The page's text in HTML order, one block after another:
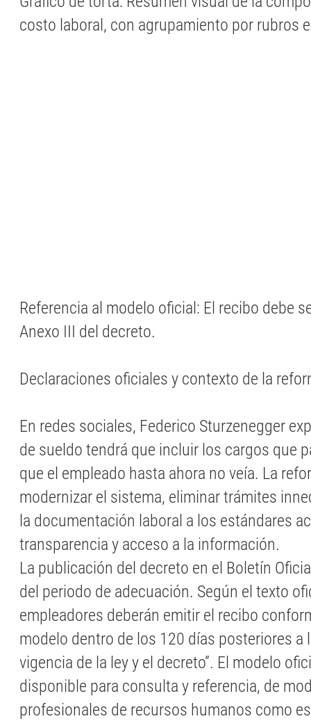
costo laboral, con agrupamiento por rubros
Referencia al modelo oficial: El recibo debe
Anexo III del decreto.
Declaraciones oficiales y contexto de la
En redes sociales, Federico Sturzenegger
de sueldo tendrá que incluir los cargos que
que el empleado hasta ahora no veía. La
modernizar el sistema, eliminar trámites
la documentación laboral a los estándares
transparencia y acceso a la información.
La publicación del decreto en el Boletín
del periodo de adecuación. Según el texto
empleadores deberán emitir el recibo
modelo dentro de los 120 días posteriores a
vigencia de la ley y el decreto”. El modelo
disponible para consulta y referencia, de
profesionales de recursos humanos como